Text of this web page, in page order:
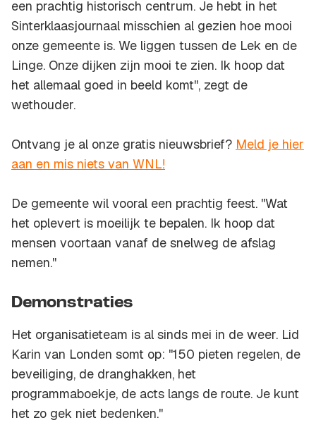
een prachtig historisch centrum. Je hebt in het
Sinterklaasjournaal misschien al gezien hoe mooi
onze gemeente is. We liggen tussen de Lek en de
Linge. Onze dijken zijn mooi te zien. Ik hoop dat
het allemaal goed in beeld komt'', zegt de
wethouder.
Ontvang je al onze gratis nieuwsbrief? Meld je hier
aan en mis niets van WNL!
De gemeente wil vooral een prachtig feest. ''Wat
het oplevert is moeilijk te bepalen. Ik hoop dat
mensen voortaan vanaf de snelweg de afslag
nemen.''
Demonstraties
Het organisatieteam is al sinds mei in de weer. Lid
Karin van Londen somt op: ''150 pieten regelen, de
beveiliging, de dranghakken, het
programmaboekje, de acts langs de route. Je kunt
het zo gek niet bedenken.''